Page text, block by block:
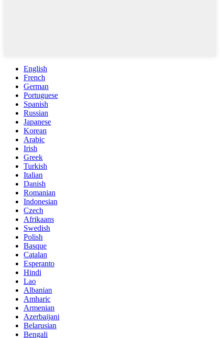
English
French
German
Portuguese
Spanish
Russian
Japanese
Korean
Arabic
Irish
Greek
Turkish
Italian
Danish
Romanian
Indonesian
Czech
Afrikaans
Swedish
Polish
Basque
Catalan
Esperanto
Hindi
Lao
Albanian
Amharic
Armenian
Azerbaijani
Belarusian
Bengali